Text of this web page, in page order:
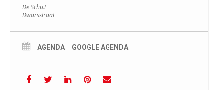
De Schuit
Dwarsstraat
AGENDA GOOGLE AGENDA